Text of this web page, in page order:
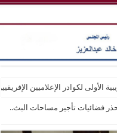
الأولى لكوادر الإعلاميين
فضائيات تأجير مساحات البث..